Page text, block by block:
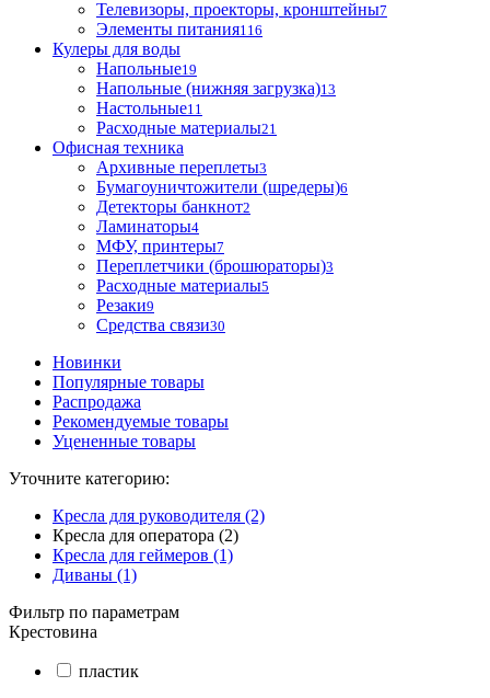
Телевизоры, проекторы, кронштейны7
Элементы питания116
Кулеры для воды
Напольные19
Напольные (нижняя загрузка)13
Настольные11
Расходные материалы21
Офисная техника
Архивные переплеты3
Бумагоуничтожители (шредеры)6
Детекторы банкнот2
Ламинаторы4
МФУ, принтеры7
Переплетчики (брошюраторы)3
Расходные материалы5
Резаки9
Средства связи30
Новинки
Популярные товары
Распродажа
Рекомендуемые товары
Уцененные товары
Уточните категорию:
Кресла для руководителя (2)
Кресла для оператора (2)
Кресла для геймеров (1)
Диваны (1)
Фильтр по параметрам
Крестовина
пластик